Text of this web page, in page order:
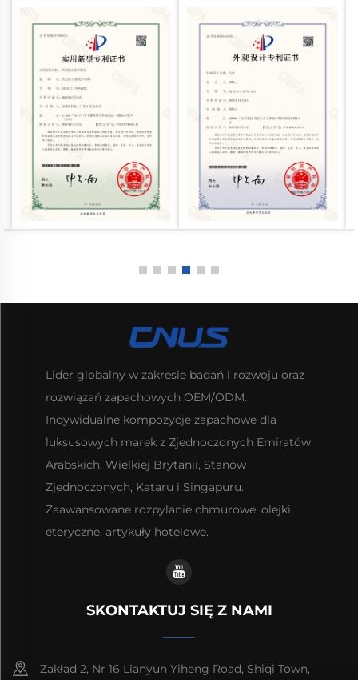
Lider globalny w zakresie badań i rozwoju oraz
rozwiązań zapachowych OEM/ODM.
Indywidualne kompozycje zapachowe dla
luksusowych marek z Zjednoczonych Emiratów
Arabskich, Wielkiej Brytanii, Stanów
Zjednoczonych, Kataru i Singapuru.
Zaawansowane rozpylanie chmurowe, olejki
eteryczne, artykuły hotelowe.
SKONTAKTUJ SIĘ Z NAMI
Zakład 2, Nr 16 Lianyun Yiheng Road, Shiqi Town,